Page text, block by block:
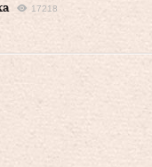
17218